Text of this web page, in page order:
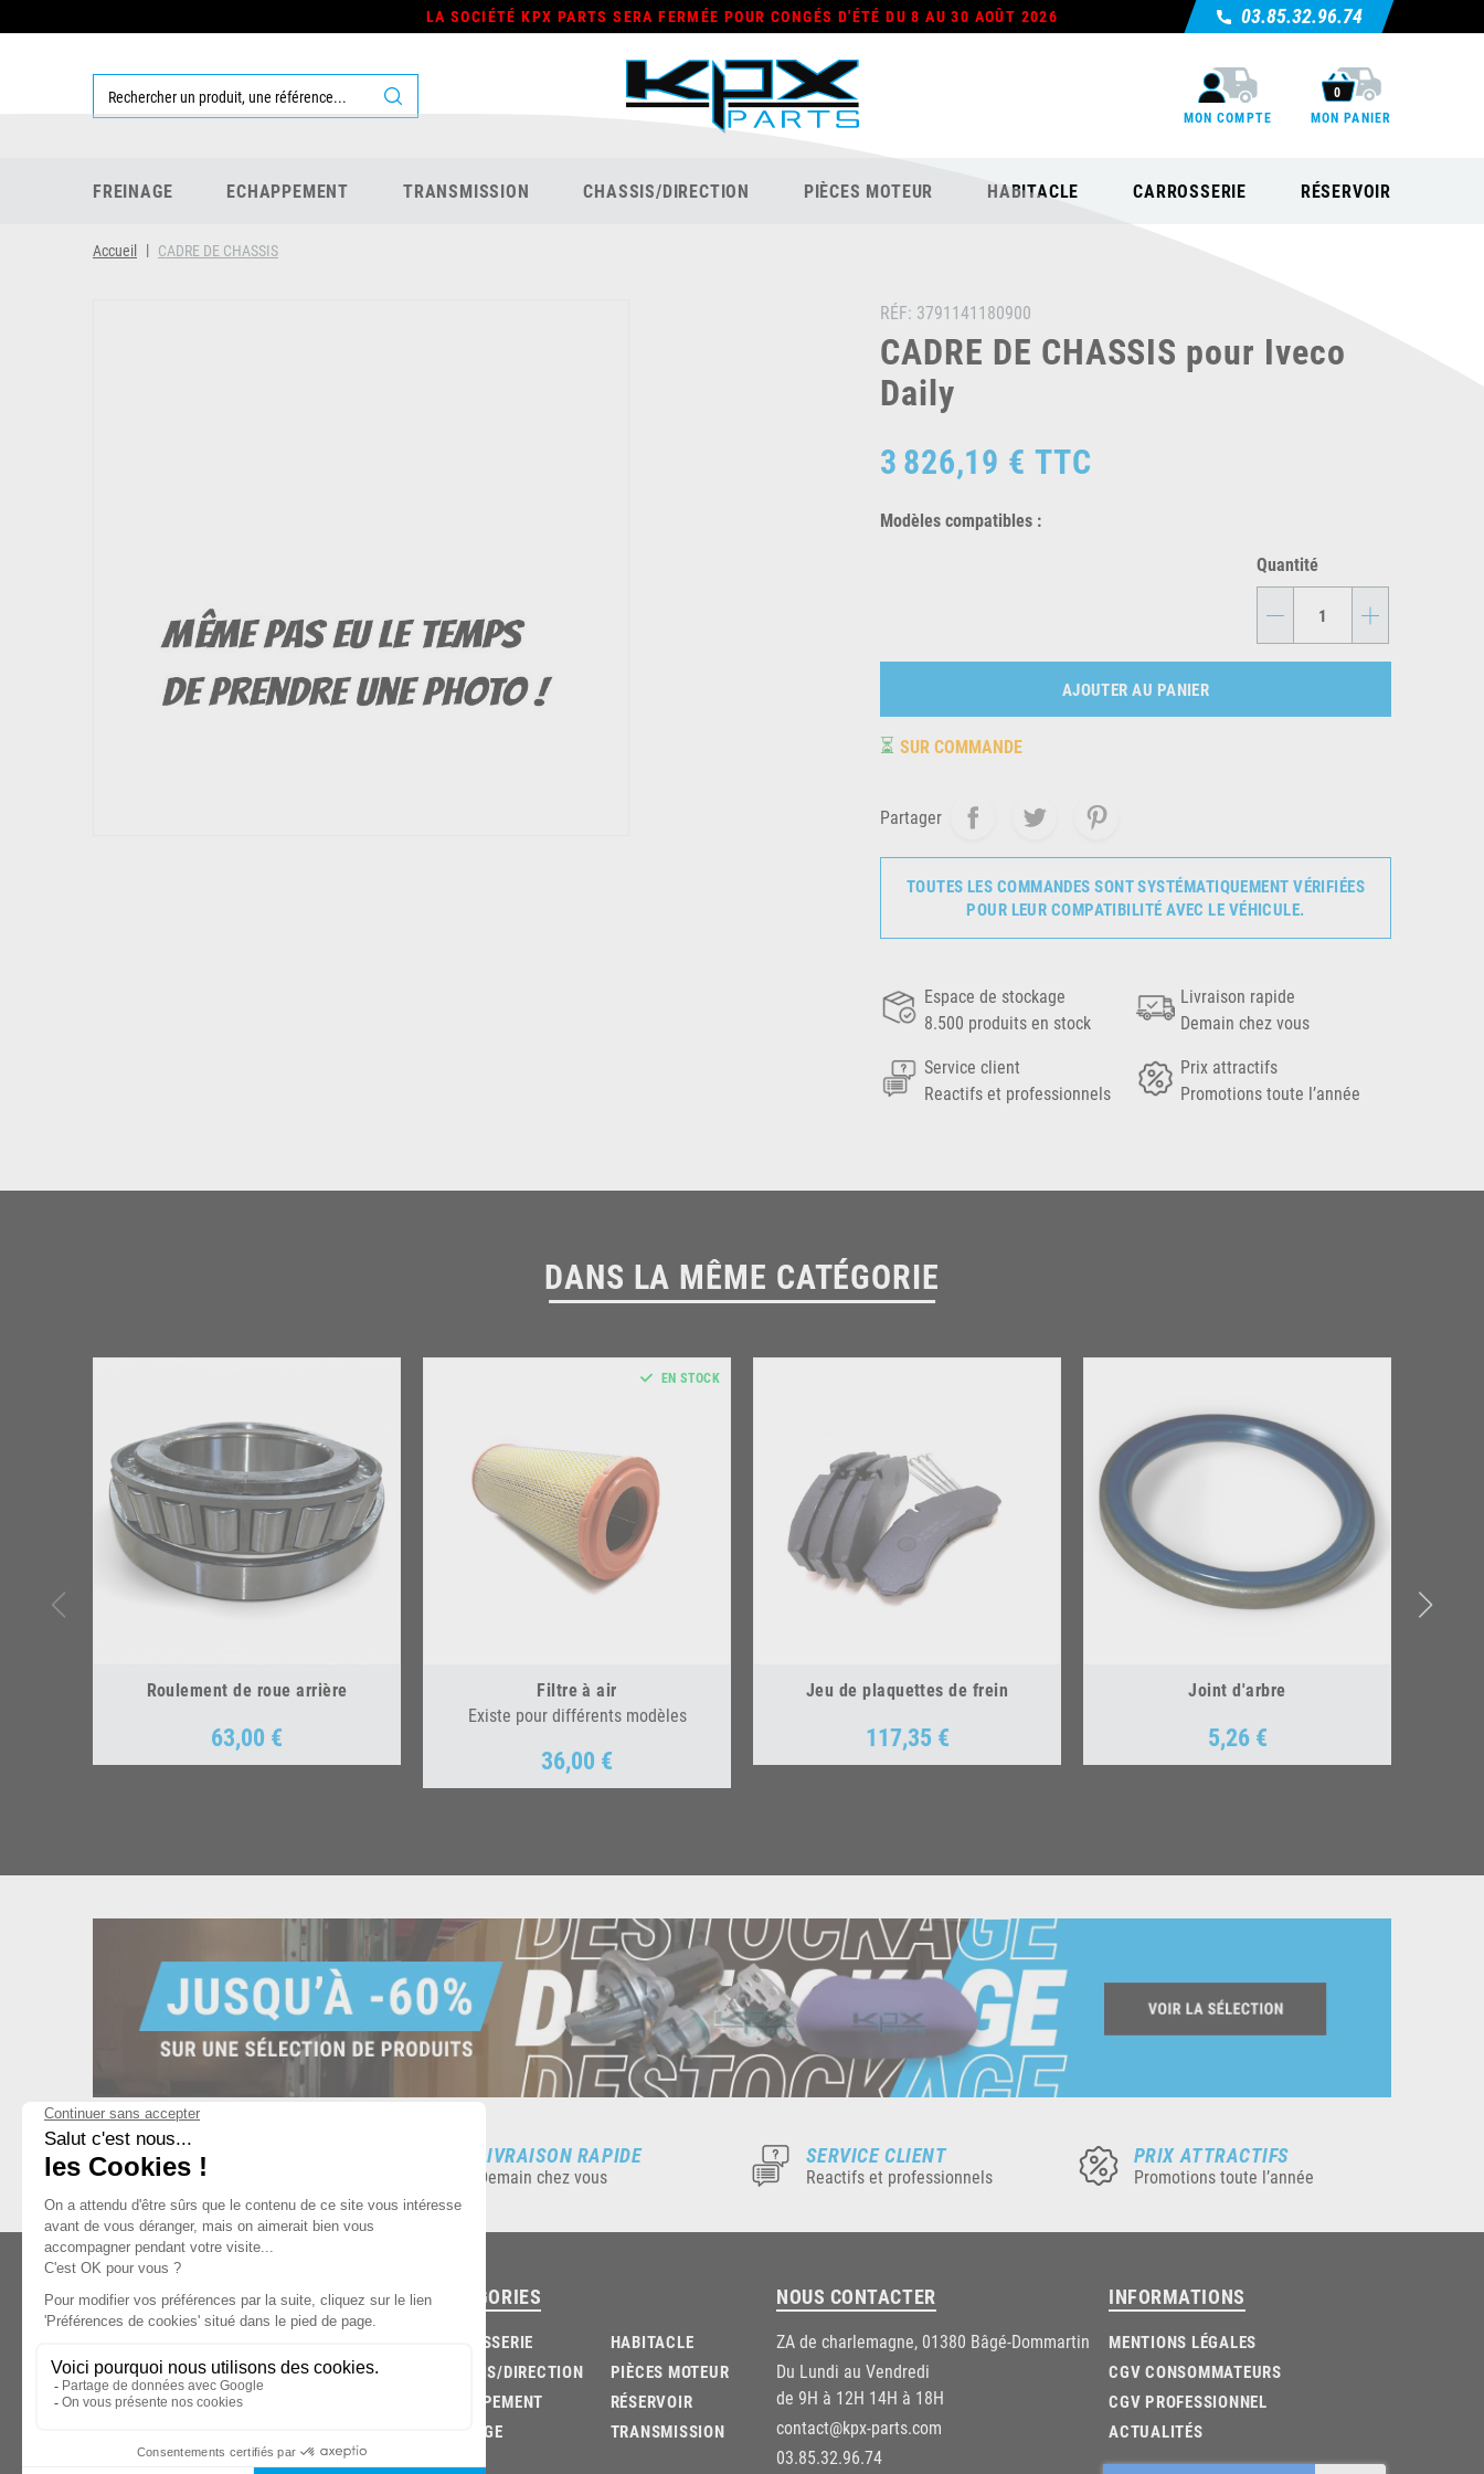
LA SOCIÉTÉ KPX PARTS SERA FERMÉE POUR CONGÉS D'ÉTÉ DU 8 AU 30 AOÛT 2026 03.85.32.96.74
MON COMPTE
0
MON PANIER
FREINAGE ECHAPPEMENT TRANSMISSION CHASSIS/DIRECTION PIÈCES MOTEUR HABITACLE CARROSSERIE RÉSERVOIR
Accueil CADRE DE CHASSIS
RÉF: 3791141180900
CADRE DE CHASSIS pour Iveco
Daily
3 826,19 € TTC
Modèles compatibles :
Quantité
- +
AJOUTER AU PANIER
⏳ SUR COMMANDE
Partager
TOUTES LES COMMANDES SONT SYSTÉMATIQUEMENT VÉRIFIÉES
POUR LEUR COMPATIBILITÉ AVEC LE VÉHICULE.
Espace de stockage
8.500 produits en stock
Livraison rapide
Demain chez vous
Service client
Reactifs et professionnels
Prix attractifs
Promotions toute l’année
DANS LA MÊME CATÉGORIE
Roulement de roue arrière
Prix
63,00 €
Filtre à air
Existe pour différents modèles
Prix
36,00 €
EN STOCK
Jeu de plaquettes de frein
Prix
117,35 €
Joint d'arbre
Prix
5,26 €
ESPACE DE STOCKAGE
8.500 produits en stock
LIVRAISON RAPIDE
Demain chez vous
SERVICE CLIENT
Reactifs et professionnels
PRIX ATTRACTIFS
Promotions toute l’année
03.85.32.96.74
© 2026 - KPX PARTS - SITE CRÉÉ PARLET'S CLIC
CATÉGORIES
CARROSSERIE
CHASSIS/DIRECTION
ECHAPPEMENT
FREINAGE
HABITACLE
PIÈCES MOTEUR
RÉSERVOIR
TRANSMISSION
NOUS CONTACTER
ZA de charlemagne, 01380 Bâgé-Dommartin
Du Lundi au Vendredi
de 9H à 12H 14H à 18H
contact@kpx-parts.com
03.85.32.96.74
INFORMATIONS
MENTIONS LÉGALES
CGV CONSOMMATEURS
CGV PROFESSIONNEL
ACTUALITÉS